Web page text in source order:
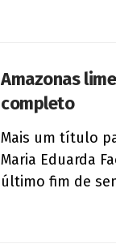
Amazonas
completo
Mais um título
Maria Eduarda
último fim de